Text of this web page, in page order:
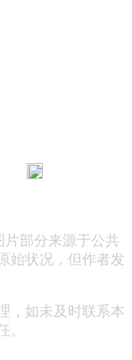
部分来源于公共
始状况，但作者发
，如未及时联系本
。